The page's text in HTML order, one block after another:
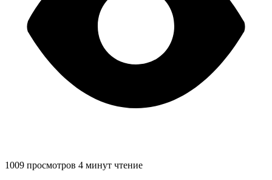
1009 просмотров 4 минут чтение